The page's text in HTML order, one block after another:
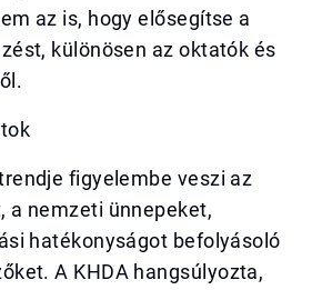
az is, hogy elősegítse a
különösen az oktatók és
figyelembe veszi az
a nemzeti ünnepeket,
hatékonyságot befolyásoló
A KHDA hangsúlyozta,